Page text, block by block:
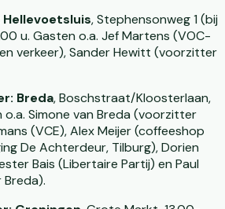
, Stephensonweg 1 (bij
u. Gasten o.a. Jef Martens (VOC-
verkeer), Sander Hewitt (voorzitter
Breda, Boschstraat/Kloosterlaan,
o.a. Simone van Breda (voorzitter
(VCE), Alex Meijer (coffeeshop
De Achterdeur, Tilburg), Dorien
Bais (Libertaire Partij) en Paul